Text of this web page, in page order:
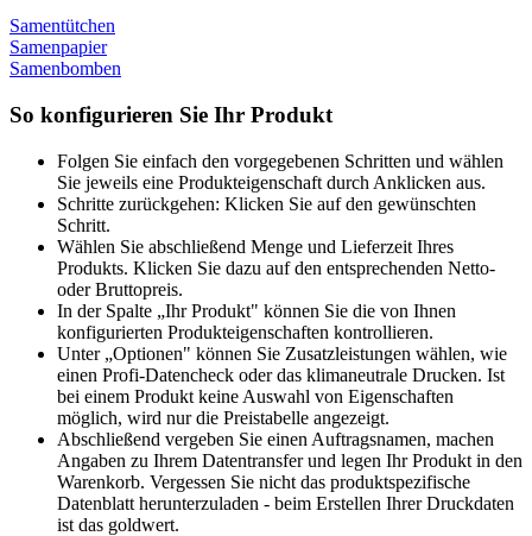
Samentütchen
Samenpapier
Samenbomben
So konfigurieren Sie Ihr Produkt
Folgen Sie einfach den vorgegebenen Schritten und wählen
Sie jeweils eine Produkteigenschaft durch Anklicken aus.
Schritte zurückgehen: Klicken Sie auf den gewünschten
Schritt.
Wählen Sie abschließend Menge und Lieferzeit Ihres
Produkts. Klicken Sie dazu auf den entsprechenden Netto-
oder Bruttopreis.
In der Spalte „Ihr Produkt" können Sie die von Ihnen
konfigurierten Produkteigenschaften kontrollieren.
Unter „Optionen" können Sie Zusatzleistungen wählen, wie
einen Profi-Datencheck oder das klimaneutrale Drucken. Ist
bei einem Produkt keine Auswahl von Eigenschaften
möglich, wird nur die Preistabelle angezeigt.
Abschließend vergeben Sie einen Auftragsnamen, machen
Angaben zu Ihrem Datentransfer und legen Ihr Produkt in den
Warenkorb. Vergessen Sie nicht das produktspezifische
Datenblatt herunterzuladen - beim Erstellen Ihrer Druckdaten
ist das goldwert.